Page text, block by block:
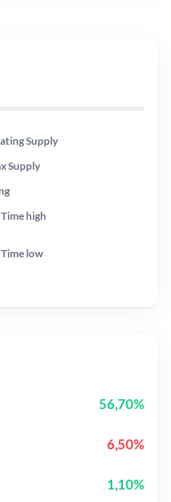
Supply
Supply
high
low
56,70%
6,50%
1,10%